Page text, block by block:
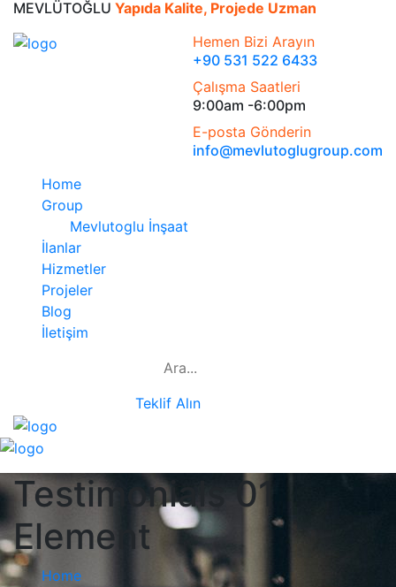
MEVLÜTOĞLU Yapıda Kalite, Projede Uzman
Hemen Bizi Arayın
+90 531 522 6433
Çalışma Saatleri
9:00am -6:00pm
E-posta Gönderin
info@mevlutoglugroup.com
Home
Group
Mevlutoglu İnşaat
İlanlar
Hizmetler
Projeler
Blog
İletişim
Teklif Alın
Testimonials 01
Element
Home